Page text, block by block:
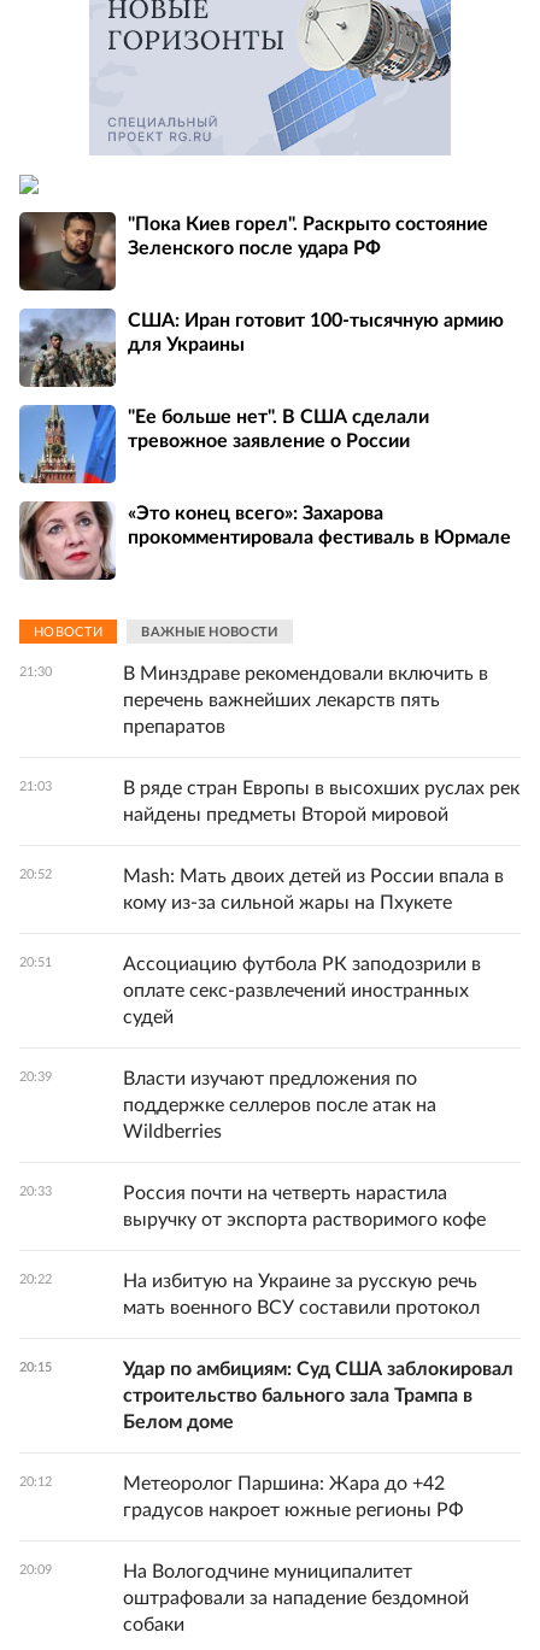
"Пока Киев горел". Раскрыто состояние
Зеленского после удара РФ
США: Иран готовит 100-тысячную армию
для Украины
"Ее больше нет". В США сделали
тревожное заявление о России
«Это конец всего»: Захарова
прокомментировала фестиваль в Юрмале
НОВОСТИ ВАЖНЫЕ НОВОСТИ
21:30
В Минздраве рекомендовали включить в
перечень важнейших лекарств пять
препаратов
21:03
В ряде стран Европы в высохших руслах рек
найдены предметы Второй мировой
20:52
Mash: Мать двоих детей из России впала в
кому из-за сильной жары на Пхукете
20:51
Ассоциацию футбола РК заподозрили в
оплате секс-развлечений иностранных
судей
20:39
Власти изучают предложения по
поддержке селлеров после атак на
Wildberries
20:33
Россия почти на четверть нарастила
выручку от экспорта растворимого кофе
20:22
На избитую на Украине за русскую речь
мать военного ВСУ составили протокол
20:15
Удар по амбициям: Суд США заблокировал
строительство бального зала Трампа в
Белом доме
20:12
Метеоролог Паршина: Жара до +42
градусов накроет южные регионы РФ
20:09
На Вологодчине муниципалитет
оштрафовали за нападение бездомной
собаки